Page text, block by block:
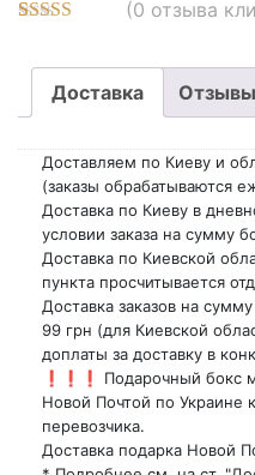
основе
опроса
пользователя
(0 отзыва
Доставка Отзывы
Доставляем по Киеву и
(заказы обрабатываются
Доставка по Киеву в
условии заказа на сумму
Доставка по Киевской
пункта просчитывается
Доставка заказов на
99 грн (для Киевской
доплаты за доставку в
❗❗❗ Подарочный бокс
Новой Почтой по Украине
перевозчика.
Доставка подарка Новой